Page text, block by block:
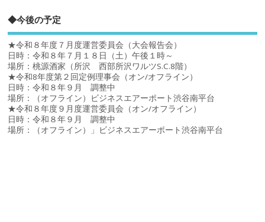
◆今後の予定
★令和８年度７月度運営委員会（大会報告会）
日時：令和８年７月１８日（土）午後１時～
場所：桃源酒家（所沢 西部所沢ワルツS.C.8階）
★令和8年度第２回定例理事会（オン/オフライン）
日時：令和８年９月 調整中
場所：（オフライン）ビジネスエアーポート渋谷南平台
★令和８年度９月度運営委員会（オン/オフライン）
日時：令和８年９月 調整中
場所：（オフライン）」ビジネスエアーポート渋谷南平台